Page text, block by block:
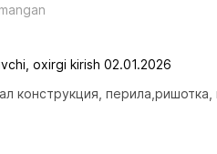
oxirgi kirish 02.01.2026
конструкция,